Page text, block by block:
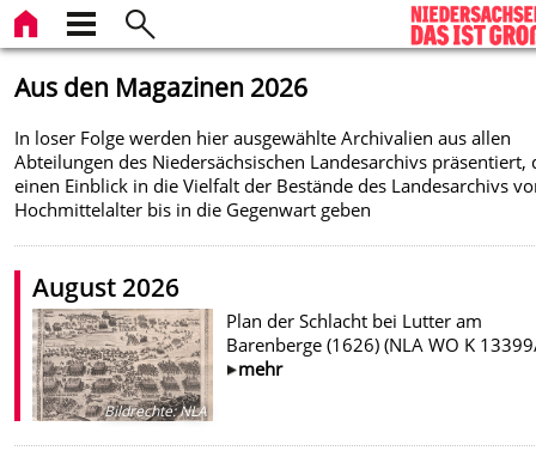
Aus den Magazinen 2026
In loser Folge werden hier ausgewählte Archivalien aus allen
Abteilungen des Niedersächsischen Landesarchivs präsentiert,
einen Einblick in die Vielfalt der Bestände des Landesarchivs
Hochmittelalter bis in die Gegenwart geben
August 2026
Bildrechte:NLA
Plan der Schlacht bei Lutter am
Barenberge (1626) (NLA WO K
mehr